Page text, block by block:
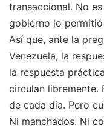
transaccional. No
gobierno lo
Así que, ante la
Venezuela, la
la respuesta
circulan libremente.
de cada día. Pero
Ni manchados. Ni